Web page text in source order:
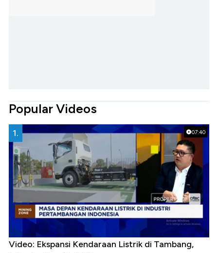
Popular Videos
07:40
1.
Video: Ekspansi Kendaraan Listrik di Tambang,